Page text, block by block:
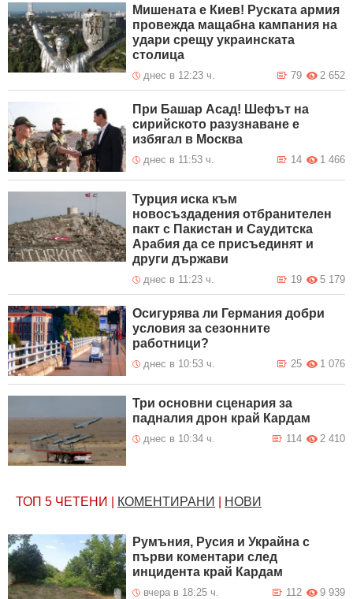
Мишената е Киев! Руската армия
провежда мащабна кампания на
удари срещу украинската
столица
днес в 12:23 ч. 2 652
79
При Башар Асад! Шефът на
сирийското разузнаване е
избягал в Москва
днес в 11:53 ч. 1 466
14
Турция иска към
новосъздадения отбранителен
пакт с Пакистан и Саудитска
Арабия да се присъединят и
други държави
днес в 11:23 ч. 5 179
19
Осигурява ли Германия добри
условия за сезонните
работници?
днес в 10:53 ч. 1 076
25
Три основни сценария за
падналия дрон край Кардам
днес в 10:34 ч. 2 410
114
ТОП 5 ЧЕТЕНИ КОМЕНТИРАНИ НОВИ
Румъния, Русия и Украйна с
първи коментари след
инцидента край Кардам
вчера в 18:25 ч. 9 939
112